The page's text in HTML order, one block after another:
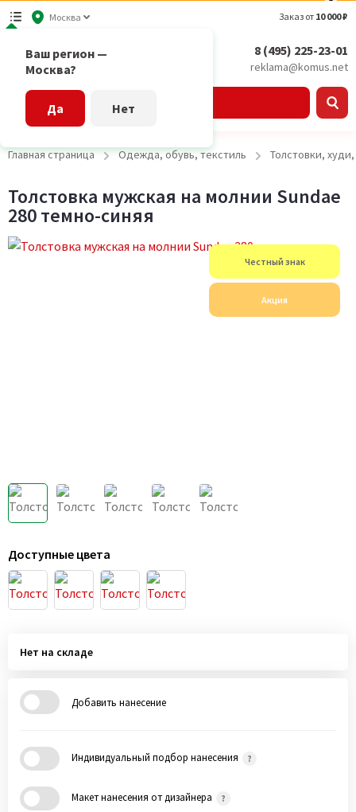
Москва
Ваш регион —
Москва?
Да Нет
Заказ от 10 000 ₽
8 (495) 225-23-01
reklama@komus.net
Главная страница Одежда, обувь, текстиль Толстовки,
Толстовка мужская на молнии Sundae
280 темно-синяя
Честный знак
Акция
Доступные цвета
Нет на складе
Добавить нанесение
Индивидуальный подбор нанесения
Макет нанесения от дизайнера